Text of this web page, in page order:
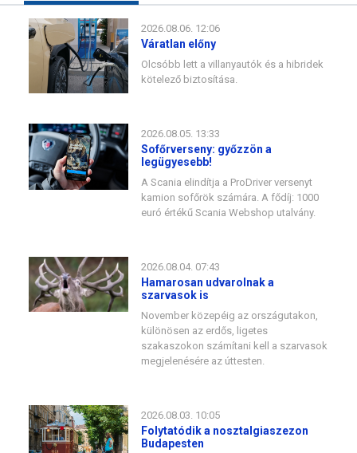
2026.08.06. 12:06
Váratlan előny
Olcsóbb lett a villanyautók és a hibridek
kötelező biztosítása.
2026.08.05. 13:33
Sofőrverseny: győzzön a
legügyesebb!
A Scania elindítja a ProDriver versenyt
kamion sofőrök számára. A fődíj: 1000
euró értékű Scania Webshop utalvány.
2026.08.04. 07:43
Hamarosan udvarolnak a
szarvasok is
November közepéig az országutakon,
különösen az erdős, ligetes
szakaszokon számítani kell a szarvasok
megjelenésére az úttesten.
2026.08.03. 10:05
Folytatódik a nosztalgiaszezon
Budapesten